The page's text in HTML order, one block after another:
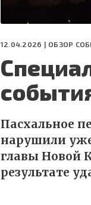
12.04.2026 | ОБЗОР
Пасхальное
нарушили уже
главы Новой
результате